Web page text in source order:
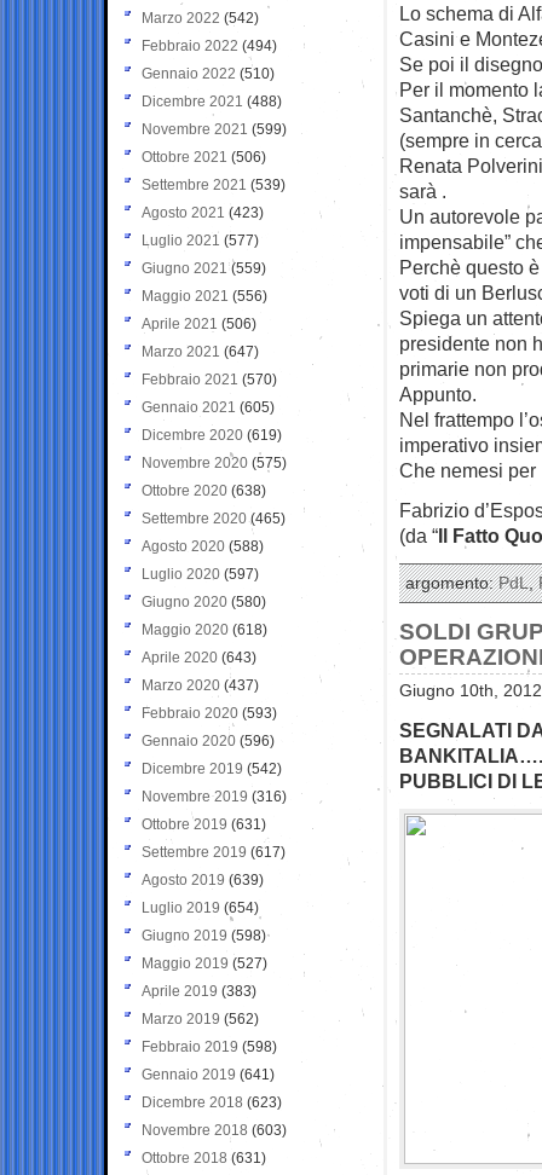
Lo schema di
Casini e
Se poi il
Per il momento
Santanchè,
(sempre in
Renata
sarà .
Un autorevole
impensabile”
Perchè questo
voti di un
Spiega un
presidente non
primarie non
Appunto.
Nel frattempo
imperativo
Che nemesi
Fabrizio
(da “Il Fatto
argomento:PdL,
SOLDI
Giugno 10th,
SEGNALATI
BANKITALIA….
PUBBLICI DI
Marzo 2022 (542)
Febbraio 2022 (494)
Gennaio 2022 (510)
Dicembre 2021 (488)
Novembre 2021 (599)
Ottobre 2021 (506)
Settembre 2021 (539)
Agosto 2021 (423)
Luglio 2021 (577)
Giugno 2021(559)
Maggio 2021 (556)
Aprile 2021 (506)
Marzo 2021 (647)
Febbraio 2021 (570)
Gennaio 2021 (605)
Dicembre 2020 (619)
Novembre 2020 (575)
Ottobre 2020 (638)
Settembre 2020(465)
Agosto 2020 (588)
Luglio 2020 (597)
Giugno 2020 (580)
Maggio 2020 (618)
Aprile 2020 (643)
Marzo 2020 (437)
Febbraio 2020 (593)
Gennaio 2020 (596)
Dicembre 2019 (542)
Novembre 2019 (316)
Ottobre 2019 (631)
Settembre 2019 (617)
Agosto 2019 (639)
Luglio 2019 (654)
Giugno 2019 (598)
Maggio 2019 (527)
Aprile 2019 (383)
Marzo 2019 (562)
Febbraio 2019 (598)
Gennaio 2019 (641)
Dicembre 2018 (623)
Novembre 2018 (603)
Ottobre 2018 (631)